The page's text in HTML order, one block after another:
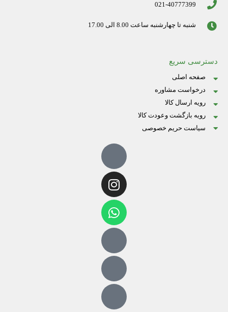
021-40777399
شنبه تا چهارشنبه ساعت 8.00 الی 17.00
دسترسی سریع
صفحه اصلی
درخواست مشاوره
رویه ارسال کالا
رویه بازگشت وعودت کالا
سیاست حریم خصوصی